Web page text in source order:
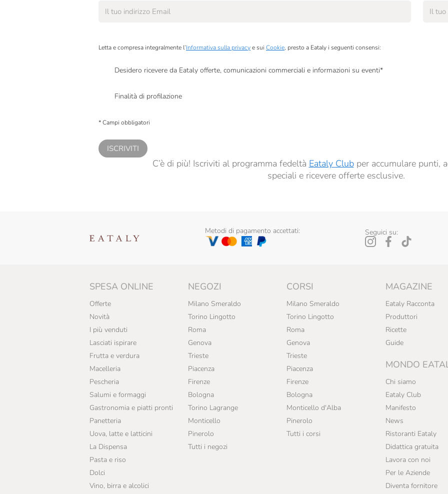
Letta e compresa integralmente l’Informativa sulla privacye sui Cookie, presto a Eataly i seguenti consensi:
Desidero ricevere da Eataly offerte, comunicazioni commerciali e informazioni su eventi*
Finalità di profilazione
* Campi obbligatori
ISCRIVITI
C’è di più! Iscriviti al programma fedeltà Eataly Clubper accumulare punti,
speciali e ricevere offerte esclusive.
Metodi di pagamento accettati: Seguici su:
SPESA ONLINE
Offerte
Novità
I più venduti
Lasciati ispirare
Frutta e verdura
Macelleria
Pescheria
Salumi e formaggi
Gastronomia e piatti pronti
Panetteria
Uova, latte e latticini
La Dispensa
Pasta e riso
Dolci
Vino, birra e alcolici
NEGOZI
Milano Smeraldo
Torino Lingotto
Roma
Genova
Trieste
Piacenza
Firenze
Bologna
Torino Lagrange
Monticello
Pinerolo
Tutti i negozi
CORSI
Milano Smeraldo
Torino Lingotto
Roma
Genova
Trieste
Piacenza
Firenze
Bologna
Monticello d'Alba
Pinerolo
Tutti i corsi
MAGAZINE
Eataly Racconta
Produttori
Ricette
Guide
MONDO
Chi siamo
Eataly Club
Manifesto
News
Ristoranti Eataly
Didattica gratuita
Lavora con noi
Per le Aziende
Diventa fornitore